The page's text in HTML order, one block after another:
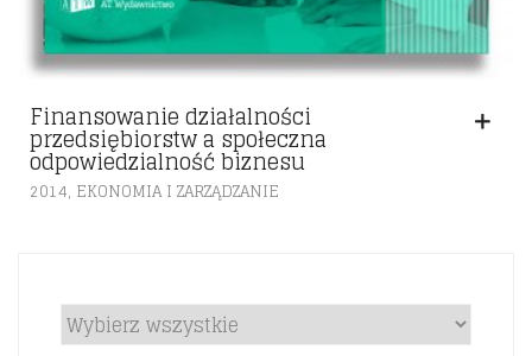
Finansowanie działalności
przedsiębiorstw a społeczna
odpowiedzialność biznesu
2014, EKONOMIA I ZARZĄDZANIE